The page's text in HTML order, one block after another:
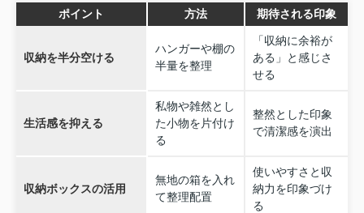
ポイント 方法 期待される印象
収納を半分空ける
ハンガーや棚の
半量を整理
「収納に余裕が
ある」と感じさ
せる
生活感を抑える
私物や雑然とし
た小物を片付け
る
整然とした印象
で清潔感を演出
収納ボックスの活用
無地の箱を入れ
て整理配置
使いやすさと収
納力を印象づけ
る